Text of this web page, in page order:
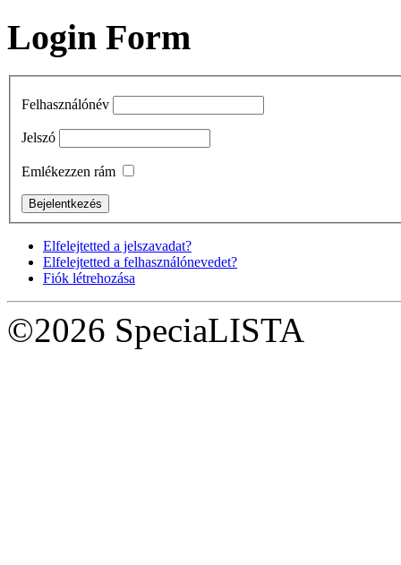
Login Form
Felhasználónév
Jelszó
Emlékezzen rám
Elfelejtetted a jelszavadat?
Elfelejtetted a felhasználónevedet?
Fiók létrehozása
©2026 SpeciaLISTA